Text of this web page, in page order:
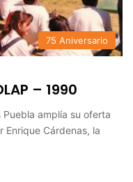
75 Aniversario
– 1990
amplía su oferta
Cárdenas, la